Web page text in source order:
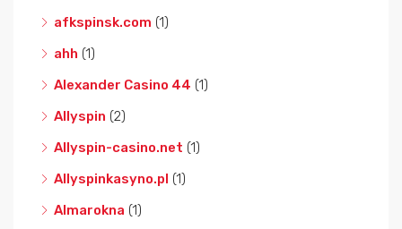
afkspinsk.com (1)
ahh (1)
Alexander Casino 44 (1)
Allyspin (2)
Allyspin-casino.net (1)
Allyspinkasyno.pl (1)
Almarokna (1)